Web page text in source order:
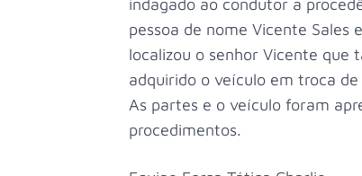
pessoa de nome Vicente Sales
localizou o senhor Vicente que
adquirido o veículo em troca
As partes e o veículo foram
procedimentos.